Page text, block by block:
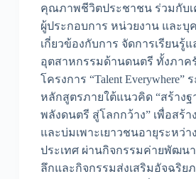
คุณภาพชีวิตประชาชน ร่วมกับเ
ผู้ประกอบการ หน่วยงาน และบุ
เกี่ยวข้องกับการ จัดการเรียนรู้
อุตสาหกรรมด้านดนตรี ทั้งภาค
โครงการ “Talent Everywhere”
หลักสูตรภายใต้แนวคิด “สร้าง
พลังดนตรี สู่โลกกว้าง” เพื่อสร้า
และบ่มเพาะเยาวชนอายุระหว่า
ประเทศ ผ่านกิจกรรมค่ายพัฒน
ลึกและกิจกรรมส่งเสริมอัจฉริย